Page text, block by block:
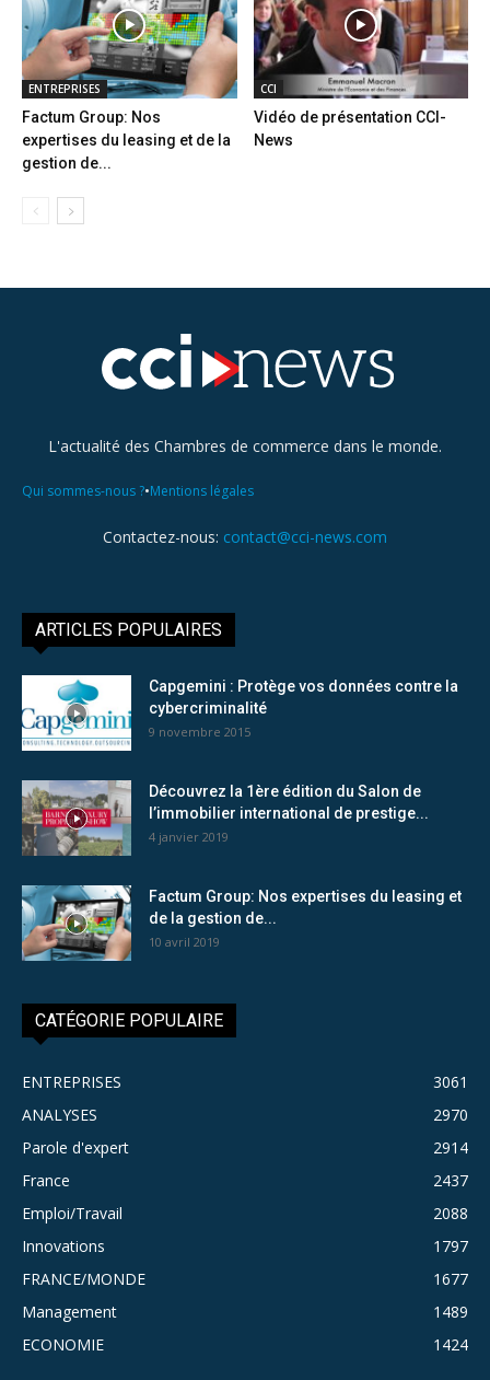
ENTREPRISES
Factum Group: Nos
expertises du leasing et de la
gestion de...
CCI
Vidéo de présentation CCI-
News
L'actualité des Chambres de commerce dans le monde.
Qui sommes-nous ?•Mentions légales
Contactez-nous: contact@cci-news.com
ARTICLES POPULAIRES
Capgemini : Protège vos données contre la
cybercriminalité
9 novembre 2015
Découvrez la 1ère édition du Salon de
l’immobilier international de prestige...
4 janvier 2019
Factum Group: Nos expertises du leasing et
de la gestion de...
10 avril 2019
CATÉGORIE POPULAIRE
ENTREPRISES
3061
ANALYSES
2970
Parole d'expert
2914
France
2437
Emploi/Travail
2088
Innovations
1797
FRANCE/MONDE
1677
Management
1489
ECONOMIE
1424